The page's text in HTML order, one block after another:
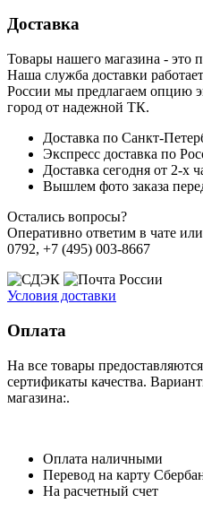
Доставка
Товары нашего магазина - это
Наша служба доставки
России мы предлагаем опцию
город от надежной ТК.
Доставка по Санкт-
Экспресс доставка по
Доставка сегодня от 2-х
Вышлем фото заказа
Остались вопросы?
Оперативно ответим в чате
0792, +7 (495) 003-8667
Условия доставки
Оплата
На все товары
сертификаты качества.
магазина:.
Оплата наличными
Перевод на карту
На расчетный счет